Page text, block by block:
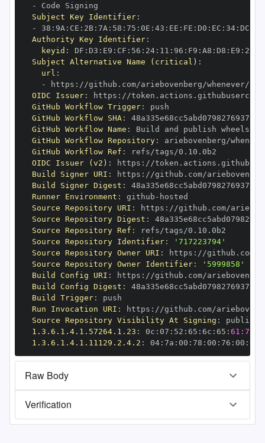
-
Subject Key Identifier:
-
38 : 9A : CE : 2B: 7A : 58 : 75 : 0E : 43 : EE : FE : D0 : EC : 34: DC
Authority Key Identifier:
keyid : DF : D3 : E9 : CF : 56 : 24: 11 : 96 : F9 : A8 : D8 : E9 : 28
Subject Alternative Name (critical) :
url :
-
https :
OIDC Issuer: https :
GitHub Workflow Trigger:
GitHub Workflow SHA:
GitHub Workflow Name :
GitHub Workflow Repository:
GitHub Workflow Ref :
OIDC Issuer (v2) : https :
Build Signer URI : https :
Build Signer Digest :
Runner Environment : github -
Source Repository URI : https :
Source Repository Digest :
Source Repository Ref :
Source Repository Identifier:
'717223794'
Source Repository Owner URI : https :
Source Repository Owner Identifier:
'5999858'
Build Config URI : https :
Build Config Digest :
Build Trigger:
Run Invocation URI : https :
Source Repository Visibility At Signing :
1.3.6.1.4.1.57264.1.23 : 0c : 07 : 52 : 65 : 6c : 65 :
1.3.6.1.4.1.11129.2.4.2 : 04: 7a : 00 : 78 : 00 : 76 : 00 : dd
Raw Body
Verification